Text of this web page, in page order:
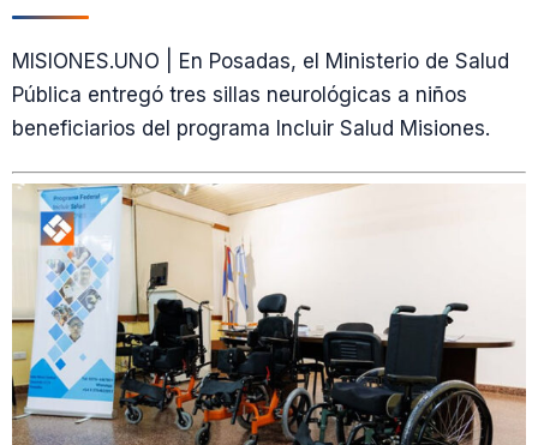
MISIONES.UNO | En Posadas, el Ministerio de Salud
Pública entregó tres sillas neurológicas a niños
beneficiarios del programa Incluir Salud Misiones.